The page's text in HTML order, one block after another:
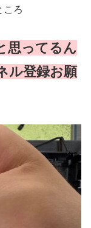
ころ
思ってるん
ル登録お願